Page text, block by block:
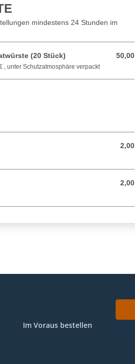
mindestens 24 Stunden im
(20 Stück) 50,00
50,00 EUR
, unter Schutzatmosphäre verpackt
2,00
2,00 EUR
2,00
2,00 EUR
Im Voraus bestellen